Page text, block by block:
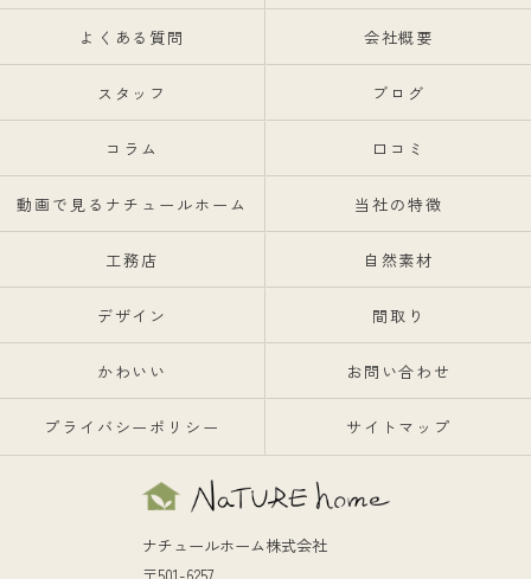
よくある質問 会社概要
スタッフ ブログ
コラム 口コミ
動画で見るナチュールホーム 当社の特徴
工務店 自然素材
デザイン 間取り
かわいい お問い合わせ
プライバシーポリシー サイトマップ
ナチュールホーム株式会社
〒501-6257